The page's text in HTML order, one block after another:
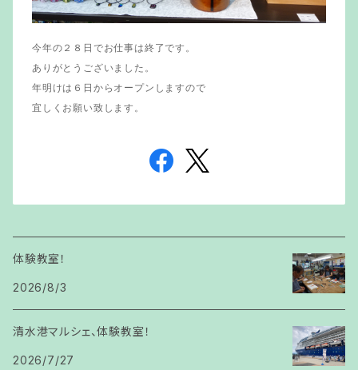
今年の２８日でお仕事は終了です。
ありがとうございました。
年明けは６日からオープンしますので
宜しくお願い致します。
体験教室！
2026/8/3
清水港マルシェ、体験教室！
2026/7/27